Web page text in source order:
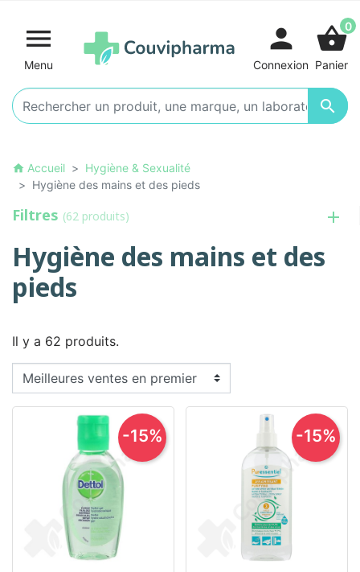

Menu

person
Connexion
shopping_basket0
Panier
home Accueil
Hygiène & Sexualité
Hygiène des mains et des pieds
Filtres (62 produits)
Hygiène des mains et des
pieds
Il y a 62 produits.
-15% -15%